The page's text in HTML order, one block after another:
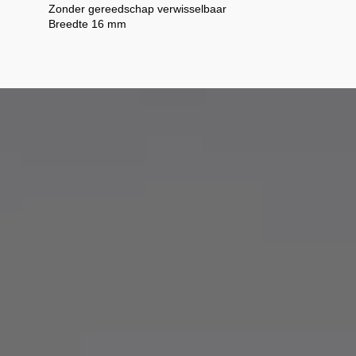
Zonder gereedschap verwisselbaar
Breedte 16 mm